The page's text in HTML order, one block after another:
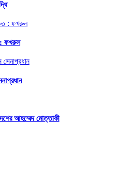
: ফখরুল
আহম্মেদ মোত্তাকী